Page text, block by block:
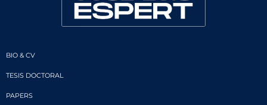
BIO & CV
TESIS DOCTORAL
PAPERS